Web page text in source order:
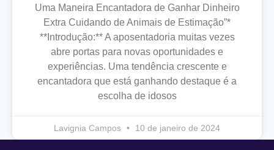
Uma Maneira Encantadora de Ganhar Dinheiro
Extra Cuidando de Animais de Estimação”*
**Introdução:** A aposentadoria muitas vezes
abre portas para novas oportunidades e
experiências. Uma tendência crescente e
encantadora que está ganhando destaque é a
escolha de idosos
Lavignia Campos 10 de janeiro de 2024